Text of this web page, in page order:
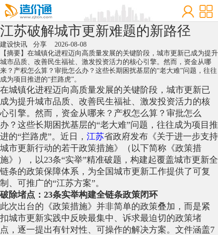
江苏破解城市更新难题的新路径
建设快讯 分享 2026-08-08
【摘要】在城镇化进程迈向高质量发展的关键阶段，城市更新已成为提升
城市品质、改善民生福祉、激发投资活力的核心引擎。然而，资金从哪
来？产权怎么算？审批怎么办？这些长期困扰基层的“老大难”问题，往往
成为项目推进的“拦路虎”。
在城镇化进程迈向高质量发展的关键阶段，城市更新已
成为提升城市品质、改善民生福祉、激发投资活力的核
心引擎。然而，资金从哪来？产权怎么算？审批怎么
办？这些长期困扰基层的“老大难”问题，往往成为项目推
进的“拦路虎”。近日， 江苏省政府发布《关于进一步支持
城市更新行动的若干政策措施》（以下简称《政策措
施》），以23条“实举”精准破题，构建起覆盖城市更新全
链条的政策保障体系，为全国城市更新工作提供了可复
制、可推广的“江苏方案”。
破除堵点：23条实举构建全链条政策闭环
此次出台的《政策措施》并非简单的政策叠加，而是紧
扣城市更新实践中反映最集中、诉求最迫切的政策堵
点，逐一提出有针对性、可操作的解决方案。文件涵盖7